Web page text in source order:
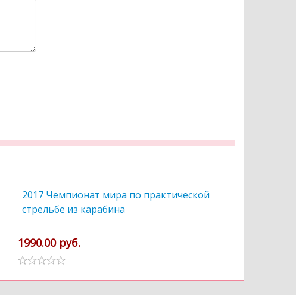
2017 Чемпионат мира по практической
стрельбе из карабина
1990.00 руб.